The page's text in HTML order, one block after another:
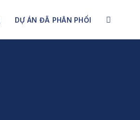
DỰ ÁN ĐÃ PHÂN PHỐI